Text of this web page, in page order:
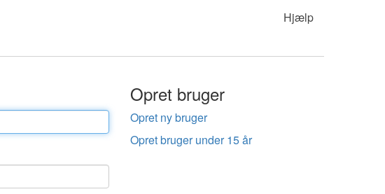
Hjælp
Opret bruger
Opret ny bruger
Opret bruger under 15 år